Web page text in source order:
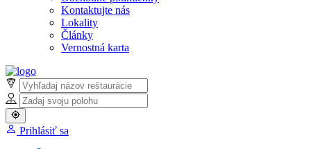
Kontaktujte nás
Lokality
Články
Vernostná karta
Prihlásiť sa